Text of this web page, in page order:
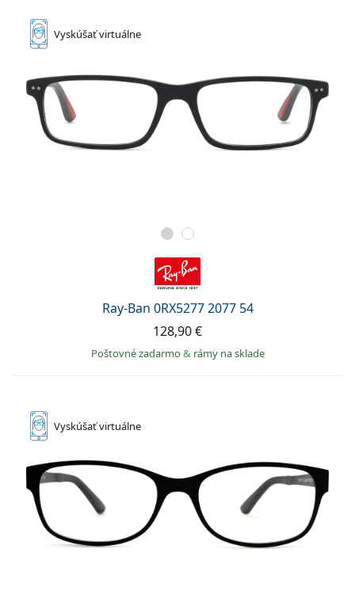
Vyskúšaťvirtuálne
Ray-Ban 0RX5277 2077 54
128,90 €
Poštovné zadarmo& rámy na sklade
Vyskúšaťvirtuálne